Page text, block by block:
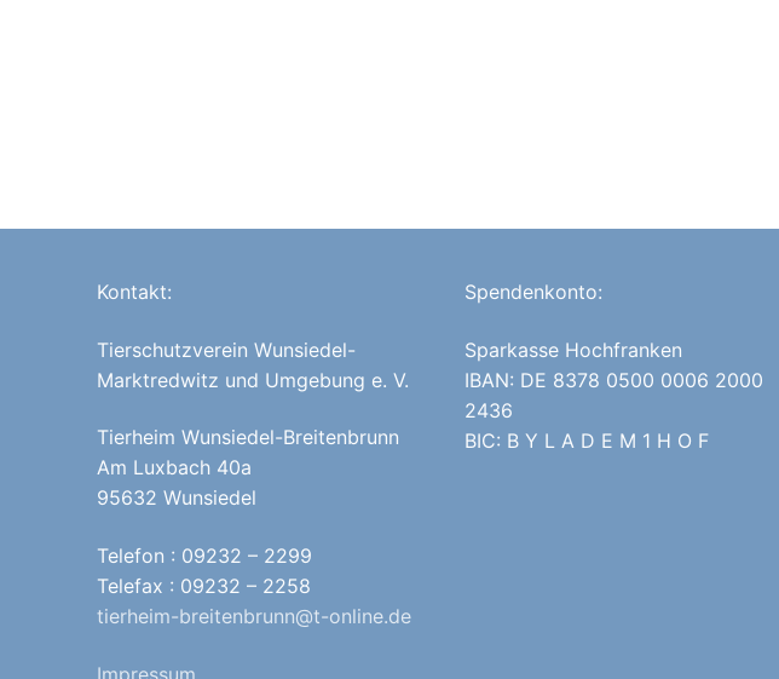
Kontakt:
Tierschutzverein Wunsiedel-
Marktredwitz und Umgebung e. V.
Tierheim Wunsiedel-Breitenbrunn
Am Luxbach 40a
95632 Wunsiedel
Telefon : 09232 – 2299
Telefax : 09232 – 2258
tierheim-breitenbrunn@t-online.de
Impressum
Spendenkonto:
Sparkasse Hochfranken
IBAN: DE 8378 0500 0006 2000
2436
BIC: B Y L A D E M 1 H O F